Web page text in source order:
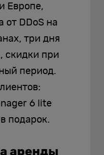
Европе,
от DDoS на
три дня
скидки при
период.
6 lite
подарок.
аренды